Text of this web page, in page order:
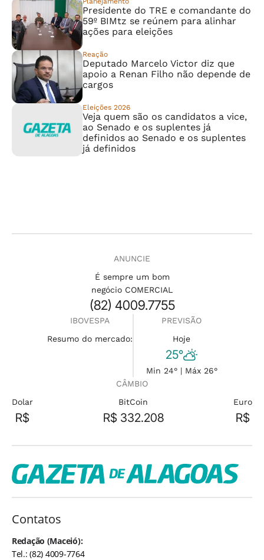
Presidente do TRE e comandante do
59º BIMtz se reúnem para alinhar
ações para eleições
Reação
Deputado Marcelo Victor diz que
apoio a Renan Filho não depende de
cargos
Eleições 2026
Veja quem são os candidatos a vice,
ao Senado e os suplentes já
definidos ao Senado e os suplentes
já definidos
ANUNCIE
É sempre um bom
negócio COMERCIAL
(82) 4009.7755
IBOVESPA
Resumo do mercado:
PREVISÃO
Hoje
25°
Min 24° | Máx 26°
CÂMBIO
Dolar
R$
BitCoin
R$ 332.208
Euro
R$
Contatos
Redação (Maceió):
Tel.: (82) 4009-7764